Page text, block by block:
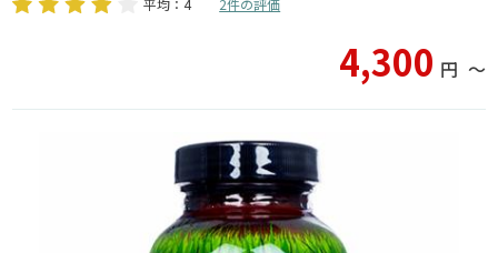
平均：4 2件の評価
4,300 円 〜